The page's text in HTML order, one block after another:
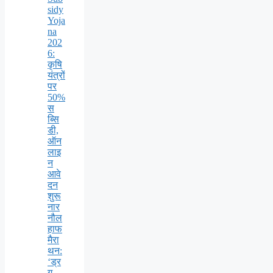
sidy
Yoja
na
202
6:
कृषि
यंत्रों
पर
50%
स
ब्सि
डी,
ऑन
लाइ
न
आवे
दन
शुरू
नार
नौल
हाफ
मैरा
थन:
‘ड्र